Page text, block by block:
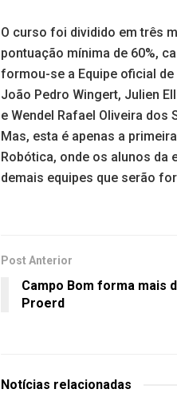
O curso foi dividido em três
pontuação mínima de 60%,
formou-se a Equipe oficial
João Pedro Wingert, Julien
e Wendel Rafael Oliveira dos
Mas, esta é apenas a
Robótica, onde os alunos
demais equipes que serão
Post Anterior
Campo Bom forma mais
Proerd
Notícias relacionadas